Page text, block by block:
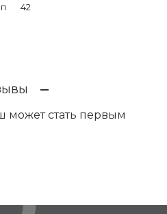
42
может стать первым